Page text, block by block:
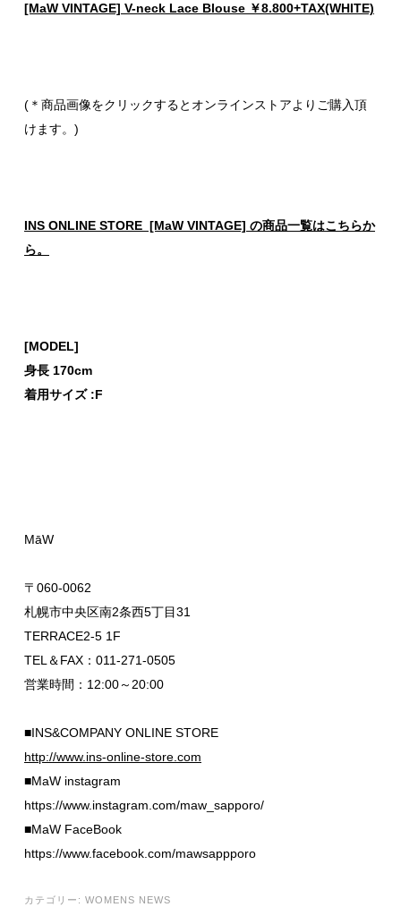
[MaW VINTAGE] V-neck Lace Blouse ￥8.800+TAX(WHITE)
(＊商品画像をクリックするとオンラインストアよりご購入頂
けます。)
INS ONLINE STORE [MaW VINTAGE] の商品一覧はこちらか
ら。
[MODEL]
身長 170cm
着用サイズ :F
MāW
〒060-0062
札幌市中央区南2条西5丁目31
TERRACE2-5 1F
TEL＆FAX：011-271-0505
営業時間：12:00～20:00
■INS&COMPANY ONLINE STORE
http://www.ins-online-store.com
■MaW instagram
https://www.instagram.com/maw_sapporo/
■MaW FaceBook
https://www.facebook.com/mawsappporo
カテゴリー: WOMENS NEWS